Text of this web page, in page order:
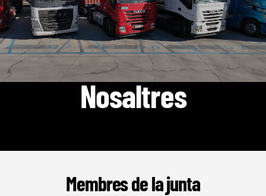
Nosaltres
Membres de la junta